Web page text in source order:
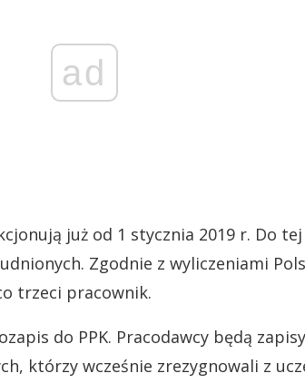
ad
już od 1 stycznia 2019 r. Do
Zgodnie z wyliczeniami
trzeci pracownik.
do PPK. Pracodawcy będą
którzy wcześnie zrezygnowali z